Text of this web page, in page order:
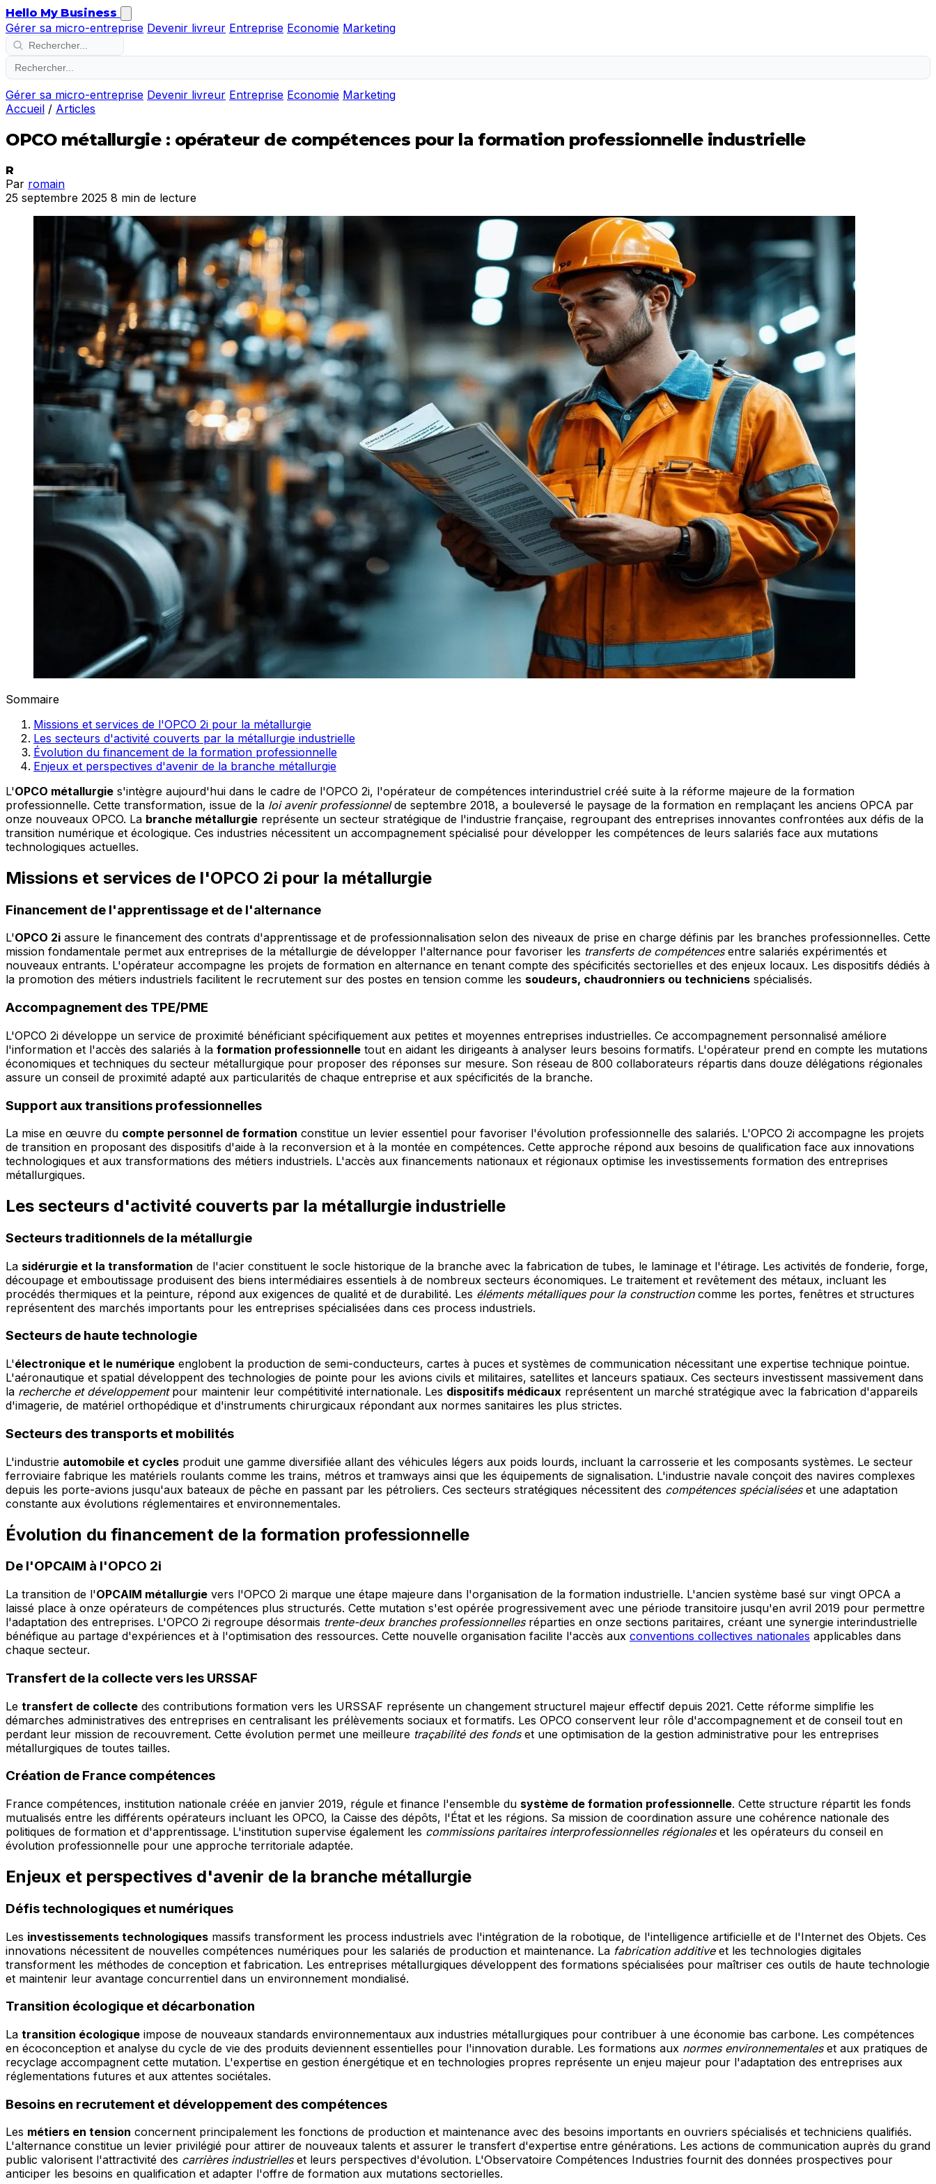
Hello My Business
Gérer sa micro-entreprise Devenir livreur Entreprise Economie Marketing
Gérer sa micro-entreprise Devenir livreur Entreprise Economie Marketing
Accueil / Articles
OPCO métallurgie : opérateur de compétences pour la formation professionnelle industrielle
R
Par romain
25 septembre 2025 8 min de lecture
Sommaire
Missions et services de l'OPCO 2i pour la métallurgie
Les secteurs d'activité couverts par la métallurgie industrielle
Évolution du financement de la formation professionnelle
Enjeux et perspectives d'avenir de la branche métallurgie
L'OPCO métallurgie s'intègre aujourd'hui dans le cadre de l'OPCO 2i, l'opérateur de compétences interindustriel créé suite à la réforme majeure de la formation
professionnelle. Cette transformation, issue de la loi avenir professionnelde septembre 2018, a bouleversé le paysage de la formation en remplaçant les anciens OPCA par
onze nouveaux OPCO. La branche métallurgie représente un secteur stratégique de l'industrie française, regroupant des entreprises innovantes confrontées aux défis de la
transition numérique et écologique. Ces industries nécessitent un accompagnement spécialisé pour développer les compétences de leurs salariés face aux mutations
technologiques actuelles.
Missions et services de l'OPCO 2i pour la métallurgie
Financement de l'apprentissage et de l'alternance
L'OPCO 2i assure le financement des contrats d'apprentissage et de professionnalisation selon des niveaux de prise en charge définis par les branches professionnelles. Cette
mission fondamentale permet aux entreprises de la métallurgie de développer l'alternance pour favoriser les transferts de compétencesentre salariés expérimentés et
nouveaux entrants. L'opérateur accompagne les projets de formation en alternance en tenant compte des spécificités sectorielles et des enjeux locaux. Les dispositifs dédiés à
la promotion des métiers industriels facilitent le recrutement sur des postes en tension comme les soudeurs, chaudronniers ou techniciens spécialisés.
Accompagnement des TPE/PME
L'OPCO 2i développe un service de proximité bénéficiant spécifiquement aux petites et moyennes entreprises industrielles. Ce accompagnement personnalisé améliore
l'information et l'accès des salariés à la formation professionnelle tout en aidant les dirigeants à analyser leurs besoins formatifs. L'opérateur prend en compte les mutations
économiques et techniques du secteur métallurgique pour proposer des réponses sur mesure. Son réseau de 800 collaborateurs répartis dans douze délégations régionales
assure un conseil de proximité adapté aux particularités de chaque entreprise et aux spécificités de la branche.
Support aux transitions professionnelles
La mise en œuvre du compte personnel de formation constitue un levier essentiel pour favoriser l'évolution professionnelle des salariés. L'OPCO 2i accompagne les projets
de transition en proposant des dispositifs d'aide à la reconversion et à la montée en compétences. Cette approche répond aux besoins de qualification face aux innovations
technologiques et aux transformations des métiers industriels. L'accès aux financements nationaux et régionaux optimise les investissements formation des entreprises
métallurgiques.
Les secteurs d'activité couverts par la métallurgie industrielle
Secteurs traditionnels de la métallurgie
La sidérurgie et la transformation de l'acier constituent le socle historique de la branche avec la fabrication de tubes, le laminage et l'étirage. Les activités de fonderie, forge,
découpage et emboutissage produisent des biens intermédiaires essentiels à de nombreux secteurs économiques. Le traitement et revêtement des métaux, incluant les
procédés thermiques et la peinture, répond aux exigences de qualité et de durabilité. Les éléments métalliques pour la constructioncomme les portes, fenêtres et structures
représentent des marchés importants pour les entreprises spécialisées dans ces process industriels.
Secteurs de haute technologie
L'électronique et le numérique englobent la production de semi-conducteurs, cartes à puces et systèmes de communication nécessitant une expertise technique pointue.
L'aéronautique et spatial développent des technologies de pointe pour les avions civils et militaires, satellites et lanceurs spatiaux. Ces secteurs investissent massivement dans
la recherche et développementpour maintenir leur compétitivité internationale. Les dispositifs médicaux représentent un marché stratégique avec la fabrication d'appareils
d'imagerie, de matériel orthopédique et d'instruments chirurgicaux répondant aux normes sanitaires les plus strictes.
Secteurs des transports et mobilités
L'industrie automobile et cycles produit une gamme diversifiée allant des véhicules légers aux poids lourds, incluant la carrosserie et les composants systèmes. Le secteur
ferroviaire fabrique les matériels roulants comme les trains, métros et tramways ainsi que les équipements de signalisation. L'industrie navale conçoit des navires complexes
depuis les porte-avions jusqu'aux bateaux de pêche en passant par les pétroliers. Ces secteurs stratégiques nécessitent des compétences spécialiséeset une adaptation
constante aux évolutions réglementaires et environnementales.
Évolution du financement de la formation professionnelle
De l'OPCAIM à l'OPCO 2i
La transition de l'OPCAIM métallurgie vers l'OPCO 2i marque une étape majeure dans l'organisation de la formation industrielle. L'ancien système basé sur vingt OPCA a
laissé place à onze opérateurs de compétences plus structurés. Cette mutation s'est opérée progressivement avec une période transitoire jusqu'en avril 2019 pour permettre
l'adaptation des entreprises. L'OPCO 2i regroupe désormais trente-deux branches professionnellesréparties en onze sections paritaires, créant une synergie interindustrielle
bénéfique au partage d'expériences et à l'optimisation des ressources. Cette nouvelle organisation facilite l'accès aux conventions collectives nationales applicables dans
chaque secteur.
Transfert de la collecte vers les URSSAF
Le transfert de collecte des contributions formation vers les URSSAF représente un changement structurel majeur effectif depuis 2021. Cette réforme simplifie les
démarches administratives des entreprises en centralisant les prélèvements sociaux et formatifs. Les OPCO conservent leur rôle d'accompagnement et de conseil tout en
perdant leur mission de recouvrement. Cette évolution permet une meilleure traçabilité des fondset une optimisation de la gestion administrative pour les entreprises
métallurgiques de toutes tailles.
Création de France compétences
France compétences, institution nationale créée en janvier 2019, régule et finance l'ensemble du système de formation professionnelle. Cette structure répartit les fonds
mutualisés entre les différents opérateurs incluant les OPCO, la Caisse des dépôts, l'État et les régions. Sa mission de coordination assure une cohérence nationale des
politiques de formation et d'apprentissage. L'institution supervise également les commissions paritaires interprofessionnelles régionaleset les opérateurs du conseil en
évolution professionnelle pour une approche territoriale adaptée.
Enjeux et perspectives d'avenir de la branche métallurgie
Défis technologiques et numériques
Les investissements technologiques massifs transforment les process industriels avec l'intégration de la robotique, de l'intelligence artificielle et de l'Internet des Objets. Ces
innovations nécessitent de nouvelles compétences numériques pour les salariés de production et maintenance. La fabrication additiveet les technologies digitales
transforment les méthodes de conception et fabrication. Les entreprises métallurgiques développent des formations spécialisées pour maîtriser ces outils de haute technologie
et maintenir leur avantage concurrentiel dans un environnement mondialisé.
Transition écologique et décarbonation
La transition écologique impose de nouveaux standards environnementaux aux industries métallurgiques pour contribuer à une économie bas carbone. Les compétences
en écoconception et analyse du cycle de vie des produits deviennent essentielles pour l'innovation durable. Les formations aux normes environnementaleset aux pratiques de
recyclage accompagnent cette mutation. L'expertise en gestion énergétique et en technologies propres représente un enjeu majeur pour l'adaptation des entreprises aux
réglementations futures et aux attentes sociétales.
Besoins en recrutement et développement des compétences
Les métiers en tension concernent principalement les fonctions de production et maintenance avec des besoins importants en ouvriers spécialisés et techniciens qualifiés.
L'alternance constitue un levier privilégié pour attirer de nouveaux talents et assurer le transfert d'expertise entre générations. Les actions de communication auprès du grand
public valorisent l'attractivité des carrières industrielleset leurs perspectives d'évolution. L'Observatoire Compétences Industries fournit des données prospectives pour
anticiper les besoins en qualification et adapter l'offre de formation aux mutations sectorielles.